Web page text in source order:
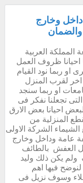
وخارج
والضمان
العربية
احيانا ظروف العمل
ربما نود القيام
لقرب المنزل
او ربما سنجد
تجعلنا نفكر فى
احيانا بعض الارق
المنزلية من
الشركة الاولى
عامة وداخل وخارج
العفش بالطائف
يكن ذلك وليد
فيها اهم
وسوف نزيل فى